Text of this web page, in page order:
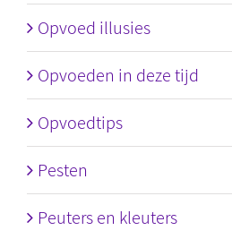
Opvoed illusies
Opvoeden in deze tijd
Opvoedtips
Pesten
Peuters en kleuters